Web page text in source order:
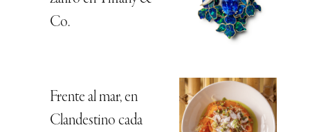
Co.
Frente al mar, en
Clandestino cada